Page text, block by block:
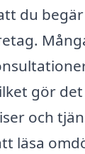
du
gör
och
läsa